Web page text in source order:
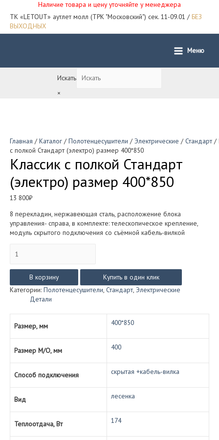
Наличие товара и цену уточняйте у менеджера
ТК «LETOUT» аутлет молл (ТРК "Московский") сек. 11-09.01 / БЕЗ
ВЫХОДНЫХ
Main
Меню
Искать
×
Главная / Каталог / Полотенцесушители / Электрические / Стандарт/
с полкой Стандарт (электро) размер 400*850
Классик с полкой Стандарт
(электро) размер 400*850
13 800₽
8 перекладин, нержавеющая сталь, расположение блока
управления- справа, в комплекте: телескопическое крепление,
модуль скрытого подключения со съёмной кабель-вилкой
товара
полкой
Стандарт
(электро)
размер
400*850
В корзину
Купить в один клик
Категории: Полотенцесушители, Стандарт, Электрические
Детали
Размер, мм 400*850
Размер М/О, мм 400
Способ подключения скрытая +кабель-вилка
Вид лесенка
Теплоотдача, Вт 174